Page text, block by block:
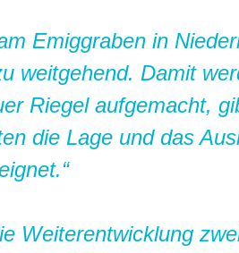
Emiggraben in
weitgehend. Damit
Riegel aufgemacht,
die Lage und das
Weiterentwicklung